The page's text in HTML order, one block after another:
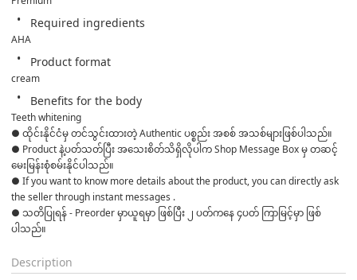
Required ingredients
AHA
Product format
cream
Benefits for the body
Teeth whitening
● ထိုင်းနိုင်ငံမှ တင်သွင်းထားတဲ့ Authentic ပစ္စည်း အစစ် အသစ်များဖြစ်ပါသည်။
● Product နဲ့ပတ်သတ်ပြီး အသေးစိတ်သိရှိလိုပါက Shop Message Box မှ တဆင့်
မေးမြန်းစုံစမ်းနိုင်ပါသည်။
● If you want to know more details about the product, you can directly ask
the seller through instant messages .
● သတိပြုရန် - Preorder မှာယူရမှာ ဖြစ်ပြီး ၂ ပတ်ကနေ ၄ပတ် ကြာမြင့်မှာ ဖြစ်
ပါသည်။
Description